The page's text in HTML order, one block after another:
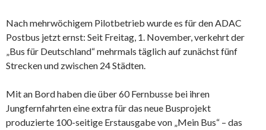
Nach mehrwöchigem Pilotbetrieb wurde es für den ADAC
Postbus jetzt ernst: Seit Freitag, 1. November, verkehrt der
„Bus für Deutschland“ mehrmals täglich auf zunächst fünf
Strecken und zwischen 24 Städten.
Mit an Bord haben die über 60 Fernbusse bei ihren
Jungfernfahrten eine extra für das neue Busprojekt
produzierte 100-seitige Erstausgabe von „Mein Bus“ – das